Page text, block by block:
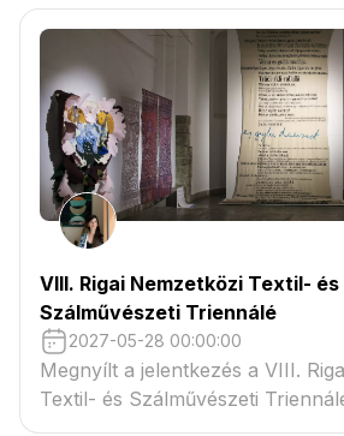
VIII. Rigai Nemzetközi Textil- és
Szálművészeti Triennálé
2027-05-28 00:00:00
Megnyílt a jelentkezés a VIII.
Textil- és Szálművészeti